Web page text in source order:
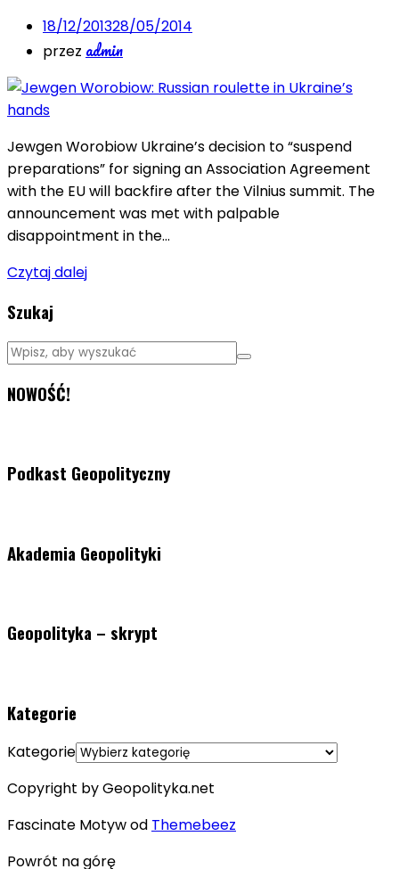
18/12/201328/05/2014
przez admin
Jewgen Worobiow Ukraine’s decision to “suspend
preparations” for signing an Association Agreement
with the EU will backfire after the Vilnius summit. The
announcement was met with palpable
disappointment in the…
Czytaj dalej
Szukaj
NOWOŚĆ!
Podkast Geopolityczny
Akademia Geopolityki
Geopolityka – skrypt
Kategorie
Kategorie
Copyright by Geopolityka.net
Fascinate Motyw od Themebeez
Powrót na górę